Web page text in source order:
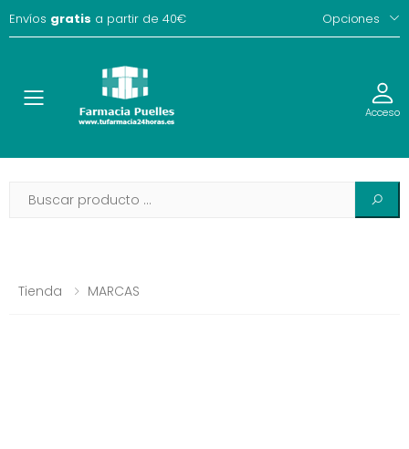
Envíos gratis a partir de 40€ Opciones
Toggle Acceso
Tienda MARCAS